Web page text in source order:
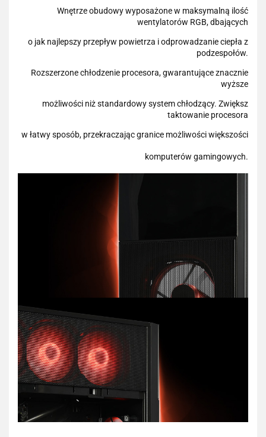
Wnętrze obudowy wyposażone w maksymalną ilość
wentylatorów RGB, dbających
o jak najlepszy przepływ powietrza i odprowadzanie ciepła z
podzespołów.
Rozszerzone chłodzenie procesora, gwarantujące znacznie
wyższe
możliwości niż standardowy system chłodzący. Zwiększ
taktowanie procesora
w łatwy sposób, przekraczając granice możliwości większości
komputerów gamingowych.